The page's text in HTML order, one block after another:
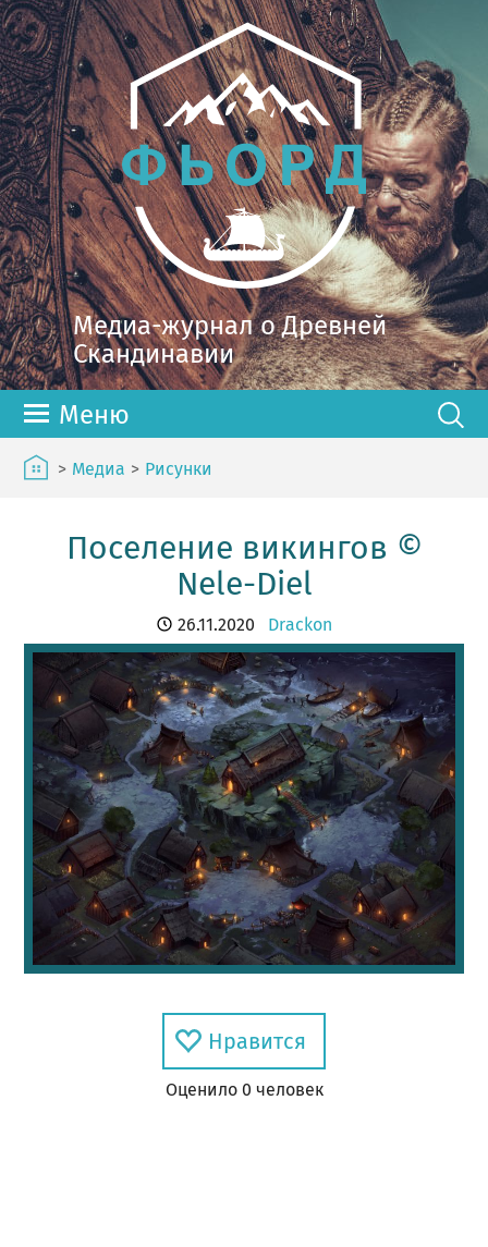
Медиа-журнал о Древней
Скандинавии
Меню
> Медиа > Рисунки
Поселение викингов ©
Nele-Diel
26.11.2020 Drackon
Нравится
Оценило 0 человек